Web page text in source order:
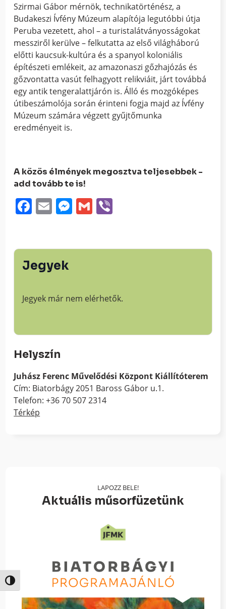
Nagy kontraszt váltása
Szirmai Gábor mérnök, technikatörténész, a
Budakeszi Ívfény Múzeum alapítója legutóbbi útja
Peruba vezetett, ahol – a turistalátványosságokat
messziről kerülve – felkutatta az első világháború
előtti kaucsuk-kultúra és a spanyol koloniális
építészeti emlékeit, az amazonaszi gőzhajózás és
gőzvontatta vasút felhagyott relikviáit, járt továbbá
egy antik tengeralattjárón is. Álló és mozgóképes
útibeszámolója során érinteni fogja majd az Ívfény
Múzeum számára végzett gyűjtőmunka
eredményeit is.
A közös élmények megosztva teljesebbek -
add tovább te is!
Facebook
EmailMessenger
Gmail
Jegyek
Jegyek már nem elérhetők.
Helyszín
Juhász Ferenc Művelődési Központ Kiállítóterem
Cím: Biatorbágy 2051 Baross Gábor u.1.
Telefon: +36 70 507 2314
Térkép
LAPOZZ BELE!
Aktuális műsorfüzetünk